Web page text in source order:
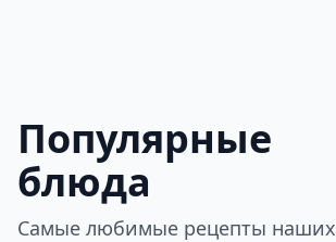
Популярные
блюда
Самые любимые рецепты наших